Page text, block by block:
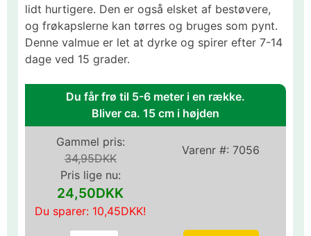
lidt hurtigere. Den er også elsket af bestøvere,
og frøkapslerne kan tørres og bruges som pynt.
Denne valmue er let at dyrke og spirer efter 7-14
dage ved 15 grader.
Du får frø til 5-6 meter i en række.
Bliver ca. 15 cm i højden
Varenr #: 7056
Gammel pris:
34,95DKK
Pris lige nu:
24,50DKK
Du sparer: 10,45DKK!